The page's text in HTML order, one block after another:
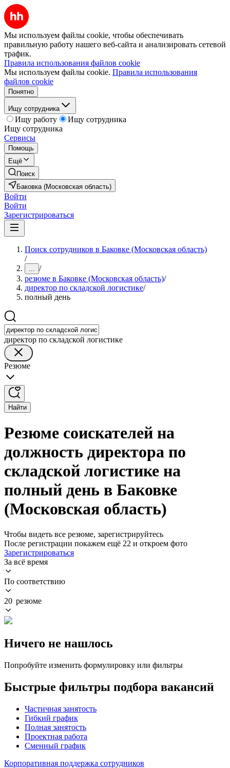
Мы используем файлы cookie, чтобы обеспечивать
правильную работу нашего веб-сайта и анализировать сетевой
трафик.
Правила использования файлов cookie
Мы используем файлы cookie. Правила использования
файлов cookie
Понятно
Ищу сотрудника
Ищу работу
Ищу сотрудника
Ищу сотрудника
Сервисы
Помощь
Ещё
Поиск
Баковка (Московская область)
Войти
Войти
Зарегистрироваться
Поиск сотрудников в Баковке (Московская область)
/
... /
резюме в Баковке (Московская область)/
директор по складской логистике/
полный день
директор по складской логистике
Резюме
Найти
Резюме соискателей на
должность директора по
складской логистике на
полный день в Баковке
(Московская область)
Чтобы видеть все резюме, зарегистрируйтесь
После регистрации покажем ещё 22 и откроем фото
Зарегистрироваться
За всё время
По соответствию
20 резюме
Ничего не нашлось
Попробуйте изменить формулировку или фильтры
Быстрые фильтры подбора вакансий
Частичная занятость
Гибкий график
Полная занятость
Проектная работа
Сменный график
Корпоративная поддержка сотрудников